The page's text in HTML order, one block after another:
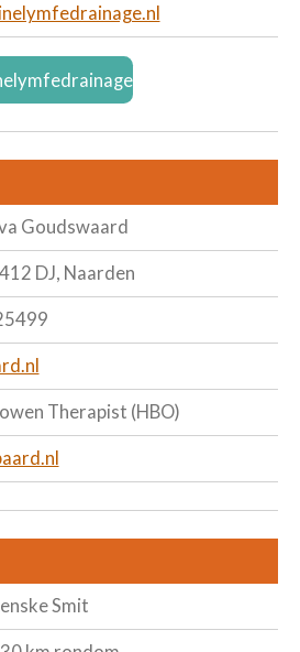
Goudswaard
DJ, Naarden
Therapist (HBO)
Smit